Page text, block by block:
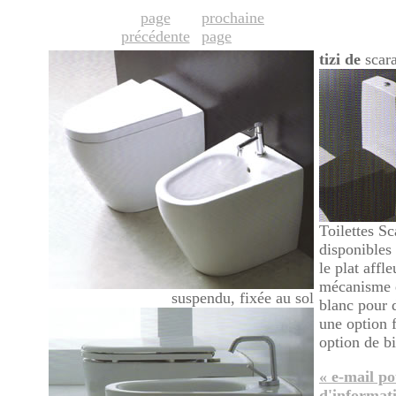
page
précédente
prochaine
page
suspendu, fixée au sol
tizi de
Toilettes
le plat
blanc pour
une option
option de
« e-mail